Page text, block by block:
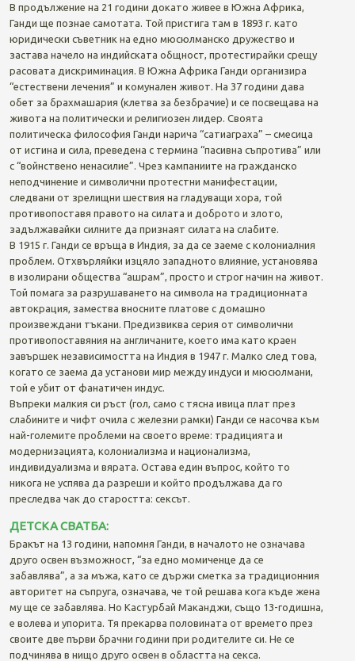
В продължение на 21 години докато живее в Южна Африка,
Ганди ще познае самотата. Той пристига там в 1893 г. като
юридически съветник на едно мюсюлманско дружество и
застава начело на индийската общност, протестирайки срещу
расовата дискриминация. В Южна Африка Ганди организира
“естествени лечения” и комунален живот. На 37 години дава
обет за брахмашария (клетва за безбрачие) и се посвещава на
живота на политически и религиозен лидер. Своята
политическа философия Ганди нарича “сатиаграха” – смесица
от истина и сила, преведена с термина “пасивна съпротива” или
с “войнствено ненасилие”. Чрез кампаниите на гражданско
неподчинение и символични протестни манифестации,
следвани от зрелищни шествия на гладуващи хора, той
противопоставя правото на силата и доброто и злото,
задължавайки силните да признаят силата на слабите.
В 1915 г. Ганди се връща в Индия, за да се заеме с колониалния
проблем. Отхвърляйки изцяло западното влияние, установява
в изолирани общества “ашрам”, просто и строг начин на живот.
Той помага за разрушаването на символа на традиционната
автокрация, замества вносните платове с домашно
произвеждани тъкани. Предизвиква серия от символични
противопоставяния на англичаните, което има като краен
завършек независимостта на Индия в 1947 г. Малко след това,
когато се заема да установи мир между индуси и мюсюлмани,
той е убит от фанатичен индус.
Въпреки малкия си ръст (гол, само с тясна ивица плат през
слабините и чифт очила с железни рамки) Ганди се насочва към
най-големите проблеми на своето време: традицията и
модернизацията, колониализма и национализма,
индивидуализма и вярата. Остава един въпрос, който то
никога не успява да разреши и който продължава да го
преследва чак до старостта: сексът.
ДЕТСКА СВАТБА:
Бракът на 13 години, напомня Ганди, в началото не означава
друго освен възможност, “за едно момиченце да се
забавлява”, а за мъжа, като се държи сметка за традиционния
авторитет на съпруга, означава, че той решава кога къде жена
му ще се забавлява. Но Кастурбай Маканджи, също 13-годишна,
е волева и упорита. Тя прекарва половината от времето през
своите две първи брачни години при родителите си. Не се
подчинява в нищо друго освен в областта на секса.